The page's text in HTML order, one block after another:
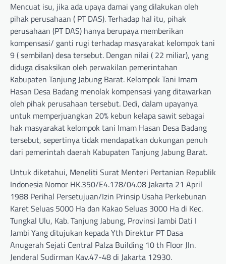
Mencuat isu, jika ada upaya damai yang dilakukan oleh
pihak perusahaan ( PT DAS). Terhadap hal itu, pihak
perusahaan (PT DAS) hanya berupaya memberikan
kompensasi/ ganti rugi terhadap masyarakat kelompok tani
9 ( sembilan) desa tersebut. Dengan nilai ( 22 miliar), yang
diduga disaksikan oleh perwakilan pemerintahan
Kabupaten Tanjung Jabung Barat. Kelompok Tani Imam
Hasan Desa Badang menolak kompensasi yang ditawarkan
oleh pihak perusahaan tersebut. Dedi, dalam upayanya
untuk memperjuangkan 20% kebun kelapa sawit sebagai
hak masyarakat kelompok tani Imam Hasan Desa Badang
tersebut, sepertinya tidak mendapatkan dukungan penuh
dari pemerintah daerah Kabupaten Tanjung Jabung Barat.
Untuk diketahui, Meneliti Surat Menteri Pertanian Republik
Indonesia Nomor HK.350/E4.178/04.08 Jakarta 21 April
1988 Perihal Persetujuan/Izin Prinsip Usaha Perkebunan
Karet Seluas 5000 Ha dan Kakao Seluas 3000 Ha di Kec.
Tungkal Ulu, Kab. Tanjung Jabung, Provinsi Jambi Dati I
Jambi Yang ditujukan kepada Yth Direktur PT Dasa
Anugerah Sejati Central Palza Building 10 th Floor Jln.
Jenderal Sudirman Kav.47-48 di Jakarta 12930.